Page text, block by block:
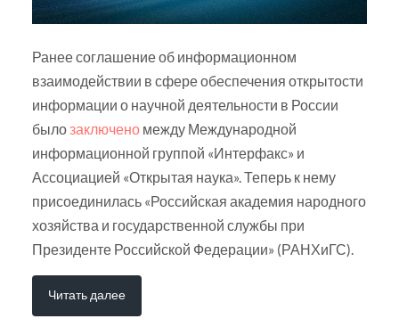
Ранее соглашение об информационном
взаимодействии в сфере обеспечения открытости
информации о научной деятельности в России
былозаключеномежду Международной
информационной группой «Интерфакс» и
Ассоциацией «Открытая наука». Теперь к нему
присоединилась «Российская академия народного
хозяйства и государственной службы при
Президенте Российской Федерации» (РАНХиГС).
Читать далее